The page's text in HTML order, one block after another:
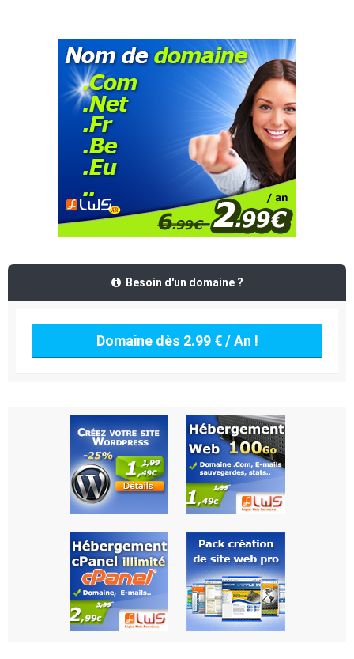
Besoin d'un domaine ?
Domaine dès 2.99 € / An !